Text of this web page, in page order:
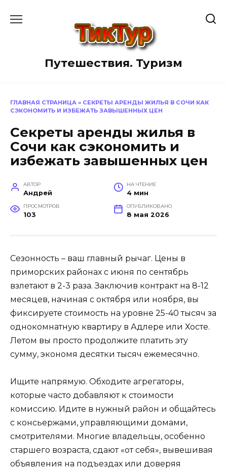
Путешествия. Туризм
ГЛАВНАЯ СТРАНИЦА » СЕКРЕТЫ АРЕНДЫ ЖИЛЬЯ В СОЧИ КАК
СЭКОНОМИТЬ И ИЗБЕЖАТЬ ЗАВЫШЕННЫХ ЦЕН
Секреты аренды жилья в
Сочи как сэкономить и
избежать завышенных цен
АВТОР
Андрей
НА ЧТЕНИЕ
4 мин
ПРОСМОТРОВ
103
ОПУБЛИКОВАНО
8 мая 2026
Сезонность – ваш главный рычаг. Цены в
приморских районах с июня по сентябрь
взлетают в 2-3 раза. Заключив контракт на 8-12
месяцев, начиная с октября или ноября, вы
фиксируете стоимость на уровне 25-40 тысяч за
однокомнатную квартиру в Адлере или Хосте.
Летом вы просто продолжите платить эту
сумму, экономя десятки тысяч ежемесячно.
Ищите напрямую. Обходите агрегаторы,
которые часто добавляют к стоимости
комиссию. Идите в нужный район и общайтесь
с консьержами, управляющими домами,
смотрителями. Многие владельцы, особенно
старшего возраста, сдают «от себя», вывешивая
объявления на подъездах или доверяя